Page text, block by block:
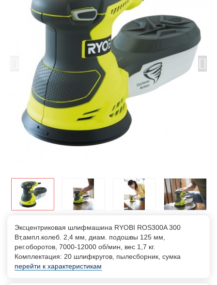
Эксцентриковая шлифмашина RYOBI ROS300A 300
Вт,ампл.колеб. 2,4 мм, диам. подошвы 125 мм,
рег.оборотов, 7000-12000 об/мин, вес 1,7 кг.
Комплектация: 20 шлифкругов, пылесборник, сумка
перейти к характеристикам